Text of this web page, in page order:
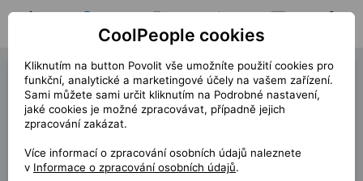
Hledat pozici Moje pozice Notifikace
PHP Developer (42891)
« zpět
Místo
Start (délka)
6/2026 (12m)
CoolPeople cookies
Kliknutím na button Povolit vše umožníte použití cookies pro
funkční, analytické a marketingové účely na vašem zařízení.
Sami můžete sami určit kliknutím na Podrobné nastavení,
jaké cookies je možné zpracovávat, případně jejich
zpracování zakázat.
Více informací o zpracování osobních údajů naleznete
v Informace o zpracování osobních údajů.